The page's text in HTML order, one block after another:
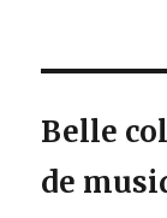
Belle
de